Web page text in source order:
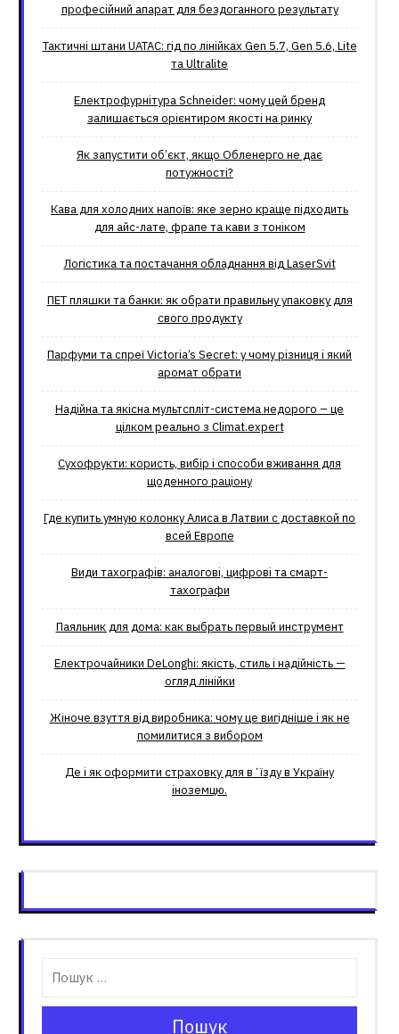
професійний апарат для бездоганного результату
Тактичні штани UATAC: гід по лінійках Gen 5.7, Gen 5.6, Lite
та Ultralite
Електрофурнітура Schneider: чому цей бренд
залишається орієнтиром якості на ринку
Як запустити об’єкт, якщо Обленерго не дає
потужності?
Кава для холодних напоїв: яке зерно краще підходить
для айс-лате, фрапе та кави з тоніком
Логістика та постачання обладнання від LaserSvit
ПЕТ пляшки та банки: як обрати правильну упаковку для
свого продукту
Парфуми та спреї Victoria’s Secret: у чому різниця і який
аромат обрати
Надійна та якісна мультспліт-система недорого – це
цілком реально з Climat.еxpert
Сухофрукти: користь, вибір і способи вживання для
щоденного раціону
Где купить умную колонку Алиса в Латвии с доставкой по
всей Европе
Види тахографів: аналогові, цифрові та смарт-
тахографи
Паяльник для дома: как выбрать первый инструмент
Електрочайники DeLonghi: якість, стиль і надійність —
огляд лінійки
Жіноче взуття від виробника: чому це вигідніше і як не
помилитися з вибором
Де і як оформити страховку для вʼїзду в Україну
іноземцю.
Пошук